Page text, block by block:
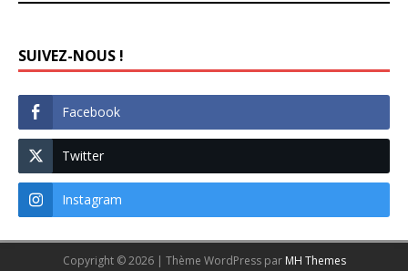
SUIVEZ-NOUS !
Facebook
Twitter
Instagram
Copyright © 2026 | Thème WordPress par MH Themes